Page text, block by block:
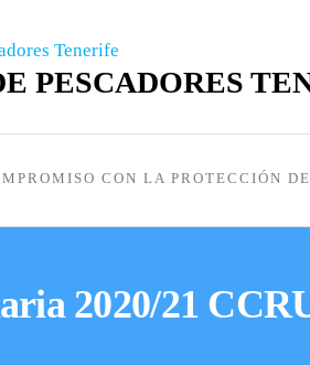
PESCADORES
CON LA PROTECCIÓN
2020/21